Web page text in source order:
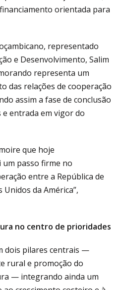
orientada para
representado
e Desenvolvimento, Salim
representa um
das relações de cooperação
assim a fase de conclusão
entrada em vigor do
que hoje
passo firme no
entre a República de
da América”,
no centro de prioridades
dois pilares centrais —
rural e promoção do
— integrando ainda um